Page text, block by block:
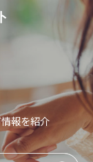
報を紹介